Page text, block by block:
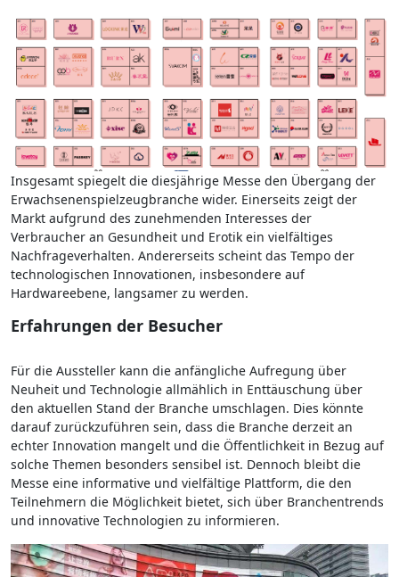
Insgesamt spiegelt die diesjährige Messe den Übergang der
Erwachsenenspielzeugbranche wider. Einerseits zeigt der
Markt aufgrund des zunehmenden Interesses der
Verbraucher an Gesundheit und Erotik ein vielfältiges
Nachfrageverhalten. Andererseits scheint das Tempo der
technologischen Innovationen, insbesondere auf
Hardwareebene, langsamer zu werden.
Erfahrungen der Besucher
Für die Aussteller kann die anfängliche Aufregung über
Neuheit und Technologie allmählich in Enttäuschung über
den aktuellen Stand der Branche umschlagen. Dies könnte
darauf zurückzuführen sein, dass die Branche derzeit an
echter Innovation mangelt und die Öffentlichkeit in Bezug auf
solche Themen besonders sensibel ist. Dennoch bleibt die
Messe eine informative und vielfältige Plattform, die den
Teilnehmern die Möglichkeit bietet, sich über Branchentrends
und innovative Technologien zu informieren.